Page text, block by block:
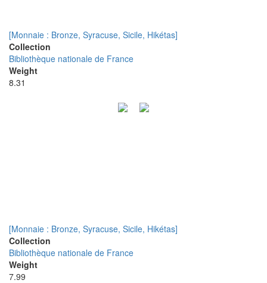
[Monnaie : Bronze, Syracuse, Sicile, Hikétas]
Collection
Bibliothèque nationale de France
Weight
8.31
[Monnaie : Bronze, Syracuse, Sicile, Hikétas]
Collection
Bibliothèque nationale de France
Weight
7.99